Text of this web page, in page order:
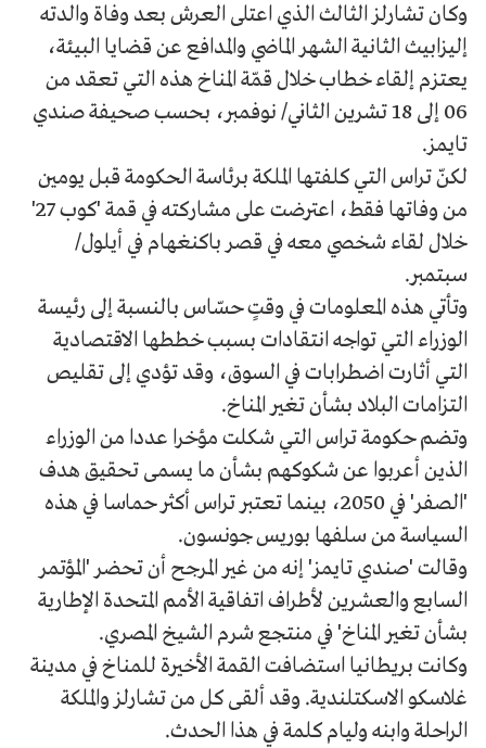
وكان تشارلز الثالث الذي اعتلى العرش بعد وفاة والدته
إليزابيث الثانية الشهر الماضي والمدافع عن قضايا البيئة،
يعتزم إلقاء خطاب خلال قمّة المناخ هذه التي تعقد من
06 إلى 18 تشرين الثاني/ نوفمبر، بحسب صحيفة صندي
تايمز.
لكنّ تراس التي كلفتها الملكة برئاسة الحكومة قبل يومين
من وفاتها فقط، اعترضت على مشاركته في قمة 'كوب 27'
خلال لقاء شخصي معه في قصر باكنغهام في أيلول/
سبتمبر.
وتأتي هذه المعلومات في وقتٍ حسّاس بالنسبة إلى رئيسة
الوزراء التي تواجه انتقادات بسبب خططها الاقتصادية
التي أثارت اضطرابات في السوق، وقد تؤدي إلى تقليص
التزامات البلاد بشأن تغير المناخ.
وتضم حكومة تراس التي شكلت مؤخرا عددا من الوزراء
الذين أعربوا عن شكوكهم بشأن ما يسمى تحقيق هدف
'الصفر' في 2050، بينما تعتبر تراس أكثر حماسا في هذه
السياسة من سلفها بوريس جونسون.
وقالت 'صندي تايمز' إنه من غير المرجح أن تحضر 'المؤتمر
السابع والعشرين لأطراف اتفاقية الأمم المتحدة الإطارية
بشأن تغير المناخ' في منتجع شرم الشيخ المصري.
وكانت بريطانيا استضافت القمة الأخيرة للمناخ في مدينة
غلاسكو الاسكتلندية. وقد ألقى كل من تشارلز والملكة
الراحلة وابنه وليام كلمة في هذا الحدث.